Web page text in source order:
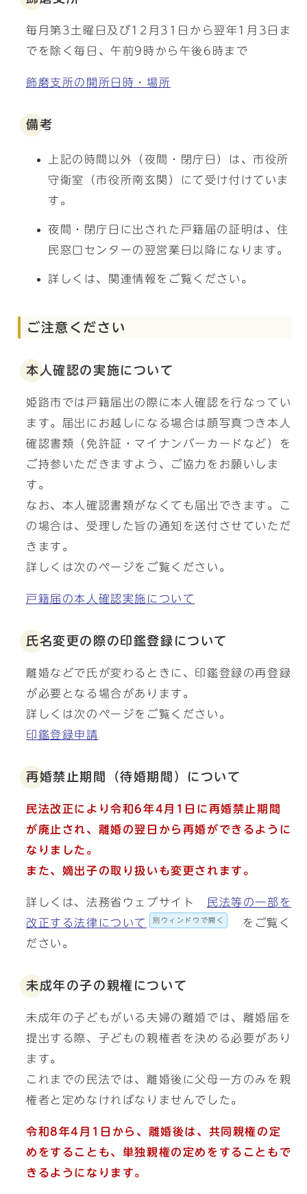
毎月第3土曜日及び12月31日から翌年1月3日ま
でを除く毎日、午前9時から午後6時まで
飾磨支所の開所日時・場所
備考
上記の時間以外（夜間・閉庁日）は、市役所
守衛室（市役所南玄関）にて受け付けていま
す。
夜間・閉庁日に出された戸籍届の証明は、住
民窓口センターの翌営業日以降になります。
詳しくは、関連情報をご覧ください。
ご注意ください
本人確認の実施について
姫路市では戸籍届出の際に本人確認を行なってい
ます。届出にお越しになる場合は顔写真つき本人
確認書類（免許証・マイナンバーカードなど）を
ご持参いただきますよう、ご協力をお願いしま
す。
なお、本人確認書類がなくても届出できます。こ
の場合は、受理した旨の通知を送付させていただ
きます。
詳しくは次のページをご覧ください。
戸籍届の本人確認実施について
氏名変更の際の印鑑登録について
離婚などで氏が変わるときに、印鑑登録の再登録
が必要となる場合があります。
詳しくは次のページをご覧ください。
印鑑登録申請
再婚禁止期間（待婚期間）について
民法改正により令和6年4月1日に再婚禁止期間
が廃止され、離婚の翌日から再婚ができるように
なりました。
また、 嫡出子の取り扱いも変更されます。
詳しくは、法務省ウェブサイト
民法等の一部を
改正する法律について
別ウィンドウで開く
をご覧く
ださい。
未成年の子の親権について
未成年の子どもがいる夫婦の離婚では、離婚届を
提出する際、子どもの親権者を決める必要があり
ます。
これまでの民法では、離婚後に父母一方のみを親
権者と定めなければなりませんでした。
令和8年4月1日から、離婚後は、共同親権の定
めをすることも、単独親権の定めをすることもで
きるようになります。